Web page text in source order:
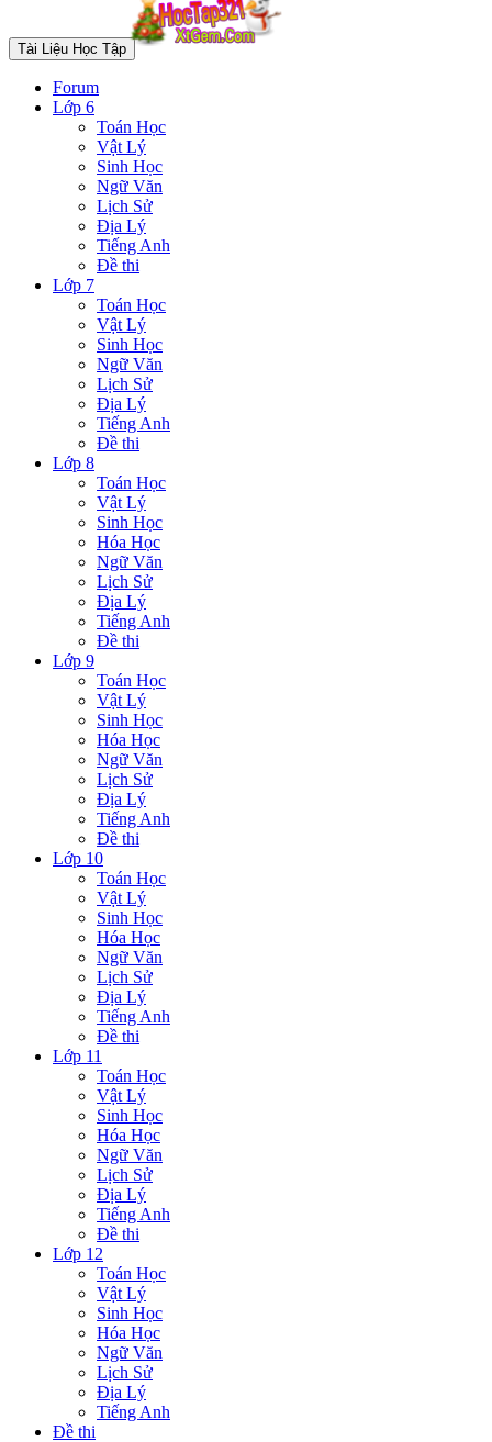
Tài Liệu Học Tập
Forum
Lớp 6
Toán Học
Vật Lý
Sinh Học
Ngữ Văn
Lịch Sử
Địa Lý
Tiếng Anh
Đề thi
Lớp 7
Toán Học
Vật Lý
Sinh Học
Ngữ Văn
Lịch Sử
Địa Lý
Tiếng Anh
Đề thi
Lớp 8
Toán Học
Vật Lý
Sinh Học
Hóa Học
Ngữ Văn
Lịch Sử
Địa Lý
Tiếng Anh
Đề thi
Lớp 9
Toán Học
Vật Lý
Sinh Học
Hóa Học
Ngữ Văn
Lịch Sử
Địa Lý
Tiếng Anh
Đề thi
Lớp 10
Toán Học
Vật Lý
Sinh Học
Hóa Học
Ngữ Văn
Lịch Sử
Địa Lý
Tiếng Anh
Đề thi
Lớp 11
Toán Học
Vật Lý
Sinh Học
Hóa Học
Ngữ Văn
Lịch Sử
Địa Lý
Tiếng Anh
Đề thi
Lớp 12
Toán Học
Vật Lý
Sinh Học
Hóa Học
Ngữ Văn
Lịch Sử
Địa Lý
Tiếng Anh
Đề thi